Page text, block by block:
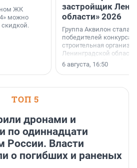
ЖК
можно
скидкой.
застройщик
области» 2026
Группа Аквилон стала
победителей конкурса
строительная
Ленинградской области
номинации «Самый
застройщик
области».
6 августа, 16:50
ТОП 5
дронами и
по одиннадцати
России. Власти
о погибших и раненых